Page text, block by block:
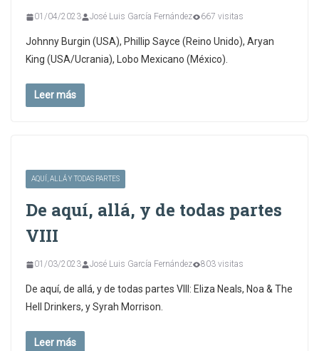
01/04/2023 José Luis García Fernández 667 visitas
Johnny Burgin (USA), Phillip Sayce (Reino Unido), Aryan
King (USA/Ucrania), Lobo Mexicano (México).
Leer más
AQUÍ, ALLÁ Y TODAS PARTES
De aquí, allá, y de todas partes
VIII
01/03/2023 José Luis García Fernández 803 visitas
De aquí, de allá, y de todas partes VIII: Eliza Neals, Noa & The
Hell Drinkers, y Syrah Morrison.
Leer más